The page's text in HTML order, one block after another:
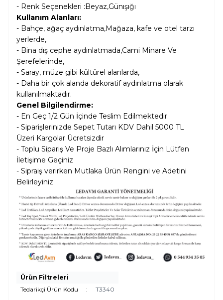
- Renk Seçenekleri :Beyaz,Günışığı
Kullanım Alanları:
- Bahçe, ağaç aydınlatma,Mağaza, kafe ve otel tarzı
yerlerde,
- Bina dış cephe aydınlatmada,Cami Minare Ve
Şerefelerinde,
- Saray, müze gibi kültürel alanlarda,
- Daha bir çok alanda dekoratif aydınlatma olarak
kullanılmaktadır.
Genel Bilgilendirme:
- En Geç 1/2 Gün İçinde Teslim Edilmektedir.
- Siparişlerinizde Sepet Tutarı KDV Dahil 5000 TL
Üzeri Kargolar Ücretsizdir
- Toplu Sipariş Ve Proje Bazlı Alımlarınız İçin Lütfen
İletişime Geçiniz
- Sipraiş verirken Mutlaka Ürün Rengini ve Adetini
Belirleyiniz
Ürün Filtreleri
Tedarikçi Ürün Kodu
: T3340